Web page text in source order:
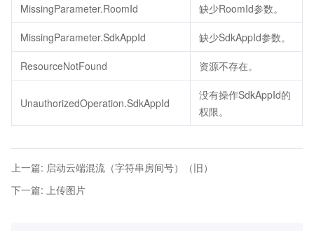
MissingParameter.RoomId 缺少RoomId参数。
MissingParameter.SdkAppId 缺少SdkAppId参数。
ResourceNotFound 资源不存在。
UnauthorizedOperation.SdkAppId
没有操作SdkAppId的
权限。
上一篇: 启动云端混流（字符串房间号）（旧）
下一篇: 上传图片